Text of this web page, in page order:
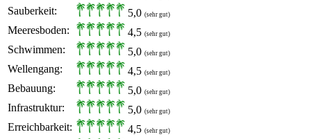
Sauberkeit: 5,0 (sehr gut)
Meeresboden: 4,5 (sehr gut)
Schwimmen: 5,0 (sehr gut)
Wellengang: 4,5 (sehr gut)
Bebauung: 5,0 (sehr gut)
Infrastruktur: 5,0 (sehr gut)
Erreichbarkeit: 4,5 (sehr gut)